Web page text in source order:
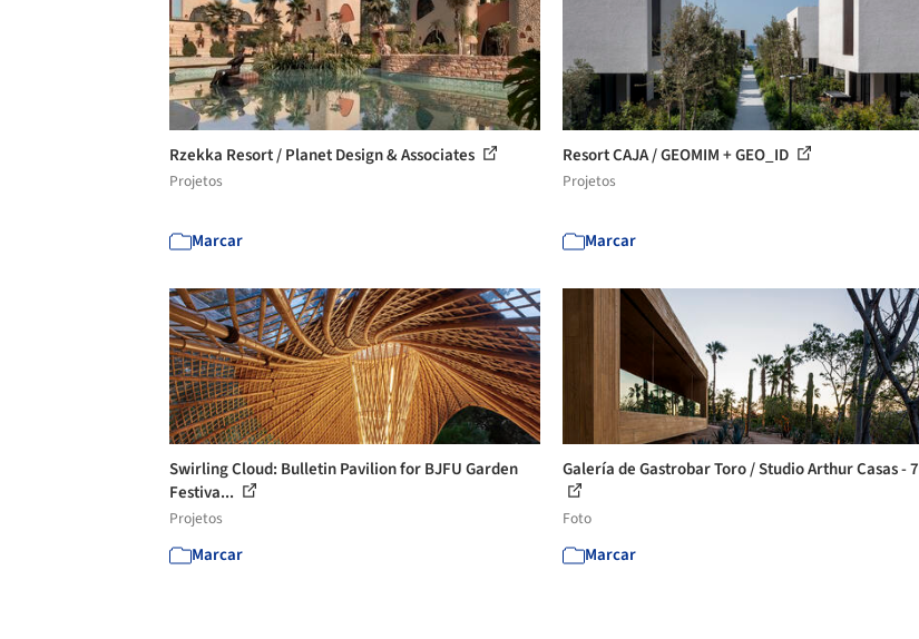
Rzekka Resort / Planet Design & Associates
Projetos
Marcar
Resort CAJA / GEOMIM + GEO_ID
Projetos
Marcar
Swirling Cloud: Bulletin Pavilion for BJFU Garden
Festiva...
Projetos
Marcar
Galería de Gastrobar Toro / Studio Arthur Casas - 7
Foto
Marcar